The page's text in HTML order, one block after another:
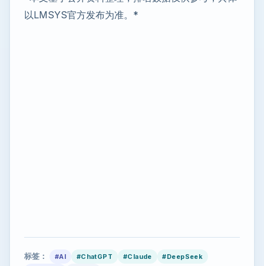
以LMSYS官方发布为准。*
标签： #AI #ChatGPT #Claude
#DeepSeek